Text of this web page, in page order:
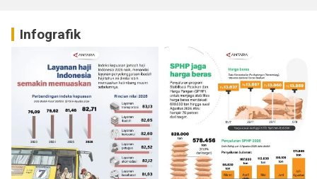
Infografik